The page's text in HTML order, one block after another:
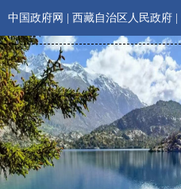
中国政府网 西藏自治区人民政府